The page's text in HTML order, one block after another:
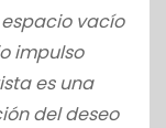
vacío
impulso
es una
del deseo